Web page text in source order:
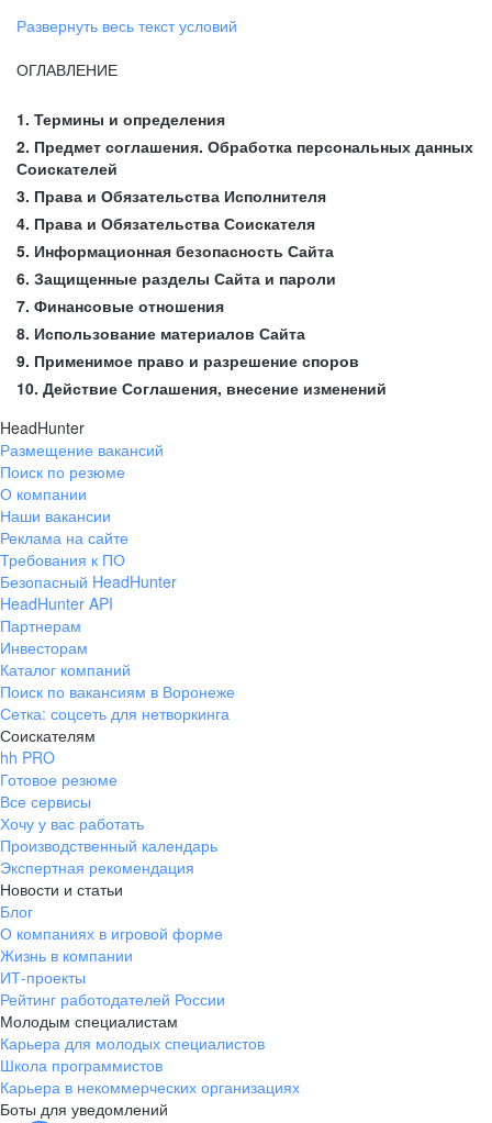
Развернуть весь текст условий
ОГЛАВЛЕНИЕ
1. Термины и определения
2. Предмет соглашения. Обработка персональных данных
Соискателей
3. Права и Обязательства Исполнителя
4. Права и Обязательства Соискателя
5. Информационная безопасность Сайта
6. Защищенные разделы Сайта и пароли
7. Финансовые отношения
8. Использование материалов Сайта
9. Применимое право и разрешение споров
10. Действие Соглашения, внесение изменений
HeadHunter
Размещение вакансий
Поиск по резюме
О компании
Наши вакансии
Реклама на сайте
Требования к ПО
Безопасный HeadHunter
HeadHunter API
Партнерам
Инвесторам
Каталог компаний
Поиск по вакансиям в Воронеже
Сетка: соцсеть для нетворкинга
Соискателям
hh PRO
Готовое резюме
Все сервисы
Хочу у вас работать
Производственный календарь
Экспертная рекомендация
Новости и статьи
Блог
О компаниях в игровой форме
Жизнь в компании
ИТ-проекты
Рейтинг работодателей России
Молодым специалистам
Карьера для молодых специалистов
Школа программистов
Карьера в некоммерческих организациях
Боты для уведомлений